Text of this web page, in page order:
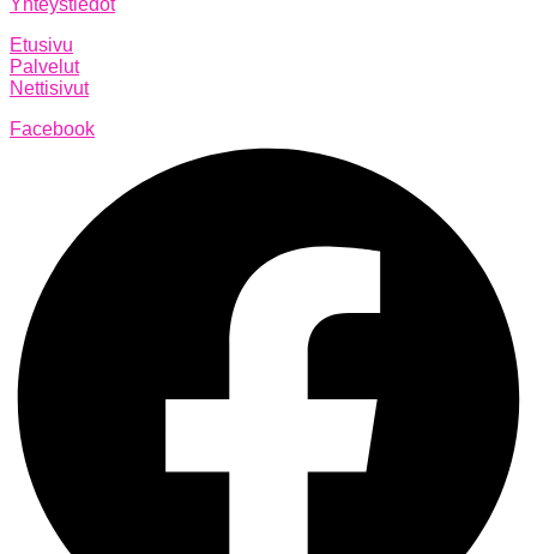
Etusivu
Palvelut
Nettisivut
Facebook